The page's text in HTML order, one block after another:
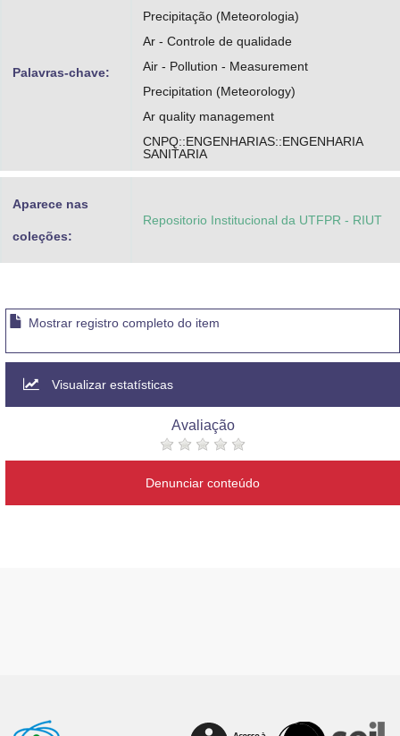
Palavras-chave:
Precipitação (Meteorologia)
Ar - Controle de qualidade
Air - Pollution - Measurement
Precipitation (Meteorology)
Ar quality management
CNPQ::ENGENHARIAS::ENGENHARIA
SANITARIA
Aparece nas
coleções:
Repositorio Institucional da UTFPR - RIUT
Mostrar registro completo do item
Visualizar estatísticas
Avaliação
Denunciar conteúdo